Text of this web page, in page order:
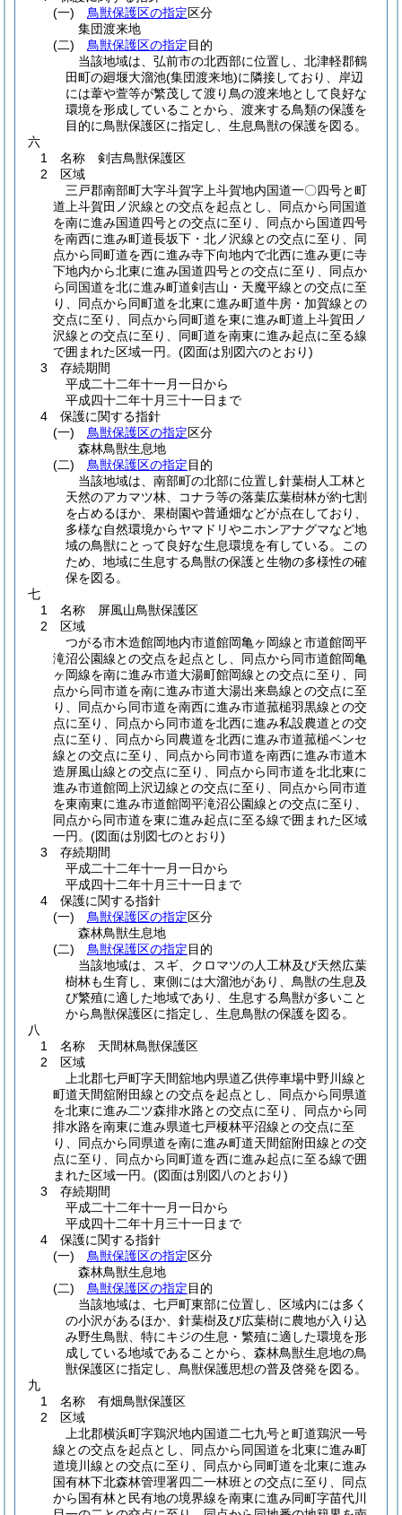
(一)
鳥獣保護区の指定区分
集団渡来地
(二)
鳥獣保護区の指定目的
当該地域は、弘前市の北西部に位置し、北津軽郡鶴
田町の廻堰大溜池(集団渡来地)に隣接しており、岸辺
には葦や萱等が繁茂して渡り鳥の渡来地として良好な
環境を形成していることから、渡来する鳥類の保護を
目的に鳥獣保護区に指定し、生息鳥獣の保護を図る。
六
1 名称 剣吉鳥獣保護区
2 区域
三戸郡南部町大字斗賀字上斗賀地内国道一〇四号と町
道上斗賀田ノ沢線との交点を起点とし、同点から同国道
を南に進み国道四号との交点に至り、同点から国道四号
を南西に進み町道長坂下・北ノ沢線との交点に至り、同
点から同町道を西に進み寺下向地内で北西に進み更に寺
下地内から北東に進み国道四号との交点に至り、同点か
ら同国道を北に進み町道剣吉山・天魔平線との交点に至
り、同点から同町道を北東に進み町道牛房・加賀線との
交点に至り、同点から同町道を東に進み町道上斗賀田ノ
沢線との交点に至り、同町道を南東に進み起点に至る線
で囲まれた区域一円。 (図面は別図六のとおり)
3 存続期間
平成二十二年十一月一日から
平成四十二年十月三十一日まで
4 保護に関する指針
(一)
鳥獣保護区の指定区分
森林鳥獣生息地
(二)
鳥獣保護区の指定目的
当該地域は、南部町の北部に位置し針葉樹人工林と
天然のアカマツ林、コナラ等の落葉広葉樹林が約七割
を占めるほか、果樹園や普通畑などが点在しており、
多様な自然環境からヤマドリやニホンアナグマなど地
域の鳥獣にとって良好な生息環境を有している。この
ため、地域に生息する鳥獣の保護と生物の多様性の確
保を図る。
七
1 名称 屏風山鳥獣保護区
2 区域
つがる市木造館岡地内市道館岡亀ヶ岡線と市道館岡平
滝沼公園線との交点を起点とし、同点から同市道館岡亀
ヶ岡線を南に進み市道大湯町館岡線との交点に至り、同
点から同市道を南に進み市道大湯出来島線との交点に至
り、同点から同市道を南西に進み市道菰槌羽黒線との交
点に至り、同点から同市道を北西に進み私設農道との交
点に至り、同点から同農道を北西に進み市道菰槌ベンセ
線との交点に至り、同点から同市道を南西に進み市道木
造屏風山線との交点に至り、同点から同市道を北北東に
進み市道館岡上沢辺線との交点に至り、同点から同市道
を東南東に進み市道館岡平滝沼公園線との交点に至り、
同点から同市道を東に進み起点に至る線で囲まれた区域
一円。 (図面は別図七のとおり)
3 存続期間
平成二十二年十一月一日から
平成四十二年十月三十一日まで
4 保護に関する指針
(一)
鳥獣保護区の指定区分
森林鳥獣生息地
(二)
鳥獣保護区の指定目的
当該地域は、スギ、クロマツの人工林及び天然広葉
樹林も生育し、東側には大溜池があり、鳥獣の生息及
び繁殖に適した地域であり、生息する鳥獣が多いこと
から鳥獣保護区に指定し、生息鳥獣の保護を図る。
八
1 名称 天間林鳥獣保護区
2 区域
上北郡七戸町字天間舘地内県道乙供停車場中野川線と
町道天間舘附田線との交点を起点とし、同点から同県道
を北東に進み二ツ森排水路との交点に至り、同点から同
排水路を南東に進み県道七戸榎林平沼線との交点に至
り、同点から同県道を南に進み町道天間舘附田線との交
点に至り、同点から同町道を西に進み起点に至る線で囲
まれた区域一円。 (図面は別図八のとおり)
3 存続期間
平成二十二年十一月一日から
平成四十二年十月三十一日まで
4 保護に関する指針
(一)
鳥獣保護区の指定区分
森林鳥獣生息地
(二)
鳥獣保護区の指定目的
当該地域は、七戸町東部に位置し、区域内には多く
の小沢があるほか、針葉樹及び広葉樹に農地が入り込
み野生鳥獣、特にキジの生息・繁殖に適した環境を形
成している地域であることから、森林鳥獣生息地の鳥
獣保護区に指定し、鳥獣保護思想の普及啓発を図る。
九
1 名称 有畑鳥獣保護区
2 区域
上北郡横浜町字鶏沢地内国道二七九号と町道鶏沢一号
線との交点を起点とし、同点から同国道を北東に進み町
道境川線との交点に至り、同点から同町道を北東に進み
国有林下北森林管理署四二一林班との交点に至り、同点
から国有林と民有地の境界線を南東に進み同町字苗代川